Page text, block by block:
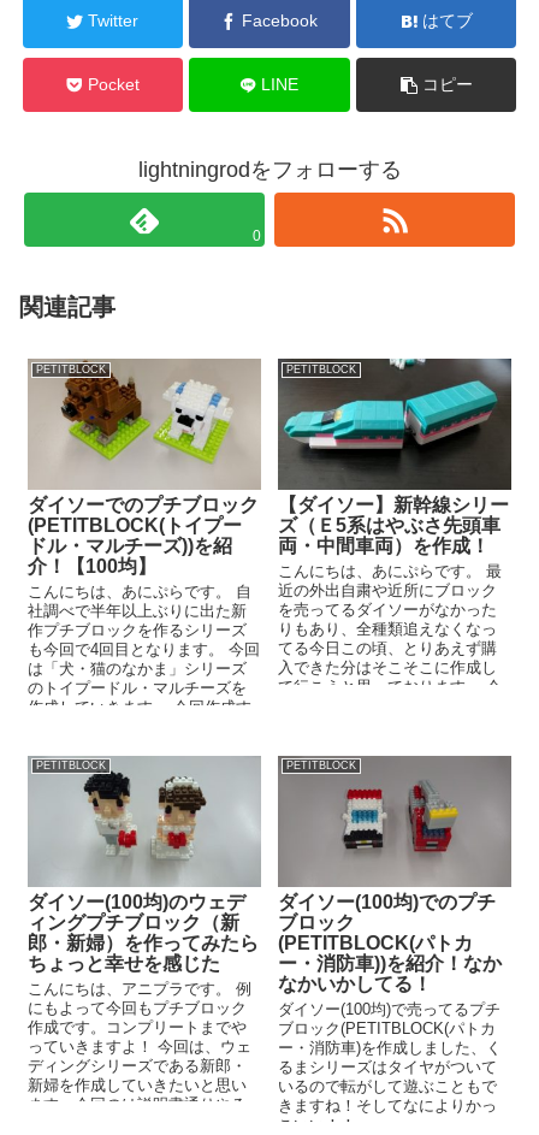
Twitter Facebook はてブ
Pocket LINE コピー
lightningrodをフォローする
0
関連記事
PETITBLOCK
ダイソーでのプチブロック
(PETITBLOCK(トイプー
ドル・マルチーズ))を紹
介！【100均】
こんにちは、あにぷらです。 自
社調べで半年以上ぶりに出た新
作プチブロックを作るシリーズ
も今回で4回目となります。 今回
は「犬・猫のなかま」シリーズ
のトイプードル・マルチーズを
作成していきます。 今回作成す
PETITBLOCK
【ダイソー】新幹線シリー
ズ（Ｅ5系はやぶさ先頭車
両・中間車両）を作成！
こんにちは、あにぷらです。 最
近の外出自粛や近所にブロック
を売ってるダイソーがなかった
りもあり、全種類追えなくなっ
てる今日この頃、とりあえず購
入できた分はそこそこに作成し
て行こうと思っております。 今
PETITBLOCK
ダイソー(100均)のウェデ
ィングプチブロック（新
郎・新婦）を作ってみたら
ちょっと幸せを感じた
こんにちは、アニプラです。 例
にもよって今回もプチブロック
作成です。コンプリートまでや
っていきますよ！ 今回は、ウェ
ディングシリーズである新郎・
新婦を作成していきたいと思い
ます。今回のは説明書通りやる
PETITBLOCK
ダイソー(100均)でのプチ
ブロック
(PETITBLOCK(パトカ
ー・消防車))を紹介！なか
なかいかしてる！
ダイソー(100均)で売ってるプチ
ブロック(PETITBLOCK(パトカ
ー・消防車)を作成しました、く
るまシリーズはタイヤがついて
いるので転がして遊ぶこともで
きますね！そしてなによりかっ
こいい！！